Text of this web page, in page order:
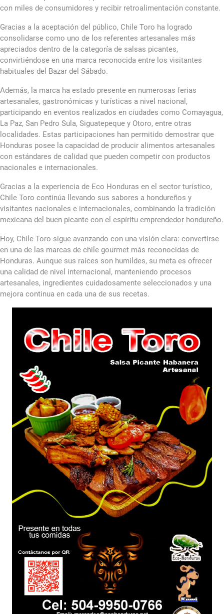
con miles de consumidores y recibir retroalimentación constante.
Gracias a la aceptación del público, Chile Toro ha logrado
consolidarse como uno de los referentes artesanales más
apreciados dentro de la categoría de salsas picantes,
convirtiéndose en una marca reconocida entre los visitantes
habituales del Bazar del Sábado.
Además, la marca ha estado presente en numerosas ferias
artesanales, gastronómicas y turísticas a nivel nacional,
participando en eventos realizados en ciudades como Comayagua,
La Paz, San Pedro Sula, Siguatepeque y Otoro, entre otras
localidades. Estas participaciones han permitido demostrar que
Honduras posee la capacidad de producir alimentos artesanales
con estándares de calidad que pueden competir con productos
nacionales e internacionales.
Gracias a la experiencia de Eco Honduras en el sector turístico,
Chile Toro continúa llevando sus sabores a hondureños y
visitantes nacionales e internacionales, combinando la tradición
mexicana del buen picante con el espíritu emprendedor hondureño.
Hoy, Chile Toro sigue avanzando con una visión clara: convertirse
en una de las marcas de chile gourmet más reconocidas de
Honduras. Aunque sus raíces son humildes, su meta es ofrecer
una calidad de nivel internacional, manteniendo procesos
artesanales, ingredientes cuidadosamente seleccionados y una
mejora continua en cada una de sus recetas.